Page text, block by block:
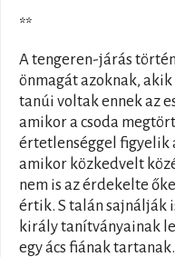
**
A tengeren-járás
önmagát azoknak,
tanúi voltak ennek az
amikor a csoda
értetlenséggel figyelik
amikor közkedvelt
nem is az érdekelte
értik. S talán sajnálják
király tanítványainak
egy ács fiának